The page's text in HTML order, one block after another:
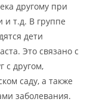
другому при
и т.д. В группе
дети
Это связано с
с другом,
саду, а также
заболевания.